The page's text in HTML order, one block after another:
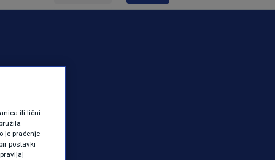
ili lični
je praćenje
postavki